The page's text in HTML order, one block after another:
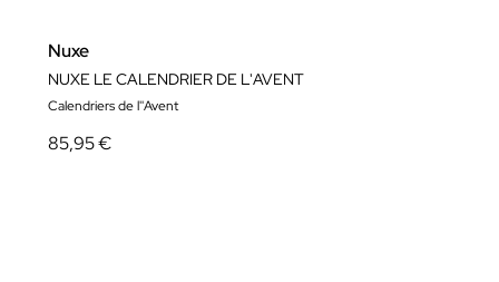
Nuxe
NUXE LE CALENDRIER DE L'AVENT
Calendriers de l''Avent
85,95 €